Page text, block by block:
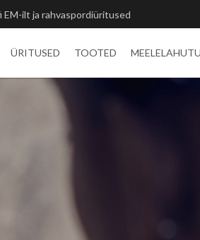
ÜRITUSED TOOTED